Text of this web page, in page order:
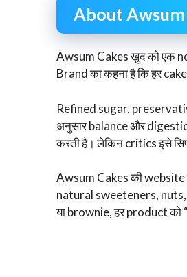
About
Awsum Cakes खुद को एक
Brand का कहना है कि हर
Refined sugar,
अनुसार balance और
करती है। लेकिन critics इसे
Awsum Cakes की
natural sweeteners, nuts,
या brownie, हर product